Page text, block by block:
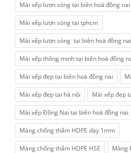
Mái xếp lượn sóng tại biên hoà đồng nai
Mái xếp lượn sóng tại tphcm
Mái xếp lượn sóng tại biên hoà đồng nai
Mái xếp thông minh tại biên hoà đồng
Mái xếp đẹp tại biên hoà đồng nai
Mái xếp đẹp tại hà nội Mái xếp đẹp
Mái xếp Đồng Nai tại biên hoà đồng nai
Màng chống thấm HDPE dày 1mm
Màng chống thấm HDPE HSE Màng